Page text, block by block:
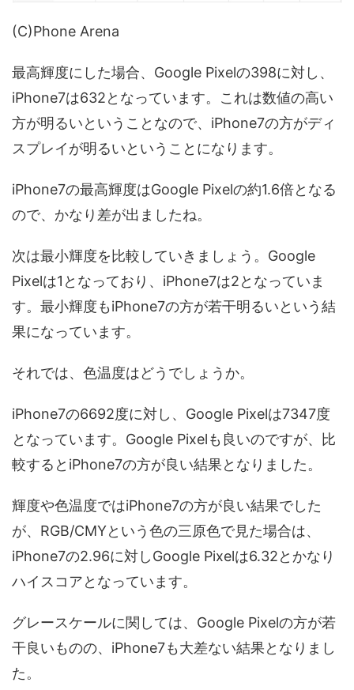
(C)Phone Arena
最高輝度にした場合、Google Pixelの398に対し、
iPhone7は632となっています。これは数値の高い
方が明るいということなので、iPhone7の方がディ
スプレイが明るいということになります。
iPhone7の最高輝度はGoogle Pixelの約1.6倍となる
ので、かなり差が出ましたね。
次は最小輝度を比較していきましょう。Google
Pixelは1となっており、iPhone7は2となっていま
す。最小輝度もiPhone7の方が若干明るいという結
果になっています。
それでは、色温度はどうでしょうか。
iPhone7の6692度に対し、Google Pixelは7347度
となっています。Google Pixelも良いのですが、比
較するとiPhone7の方が良い結果となりました。
輝度や色温度ではiPhone7の方が良い結果でした
が、RGB/CMYという色の三原色で見た場合は、
iPhone7の2.96に対しGoogle Pixelは6.32とかなり
ハイスコアとなっています。
グレースケールに関しては、Google Pixelの方が若
干良いものの、iPhone7も大差ない結果となりまし
た。